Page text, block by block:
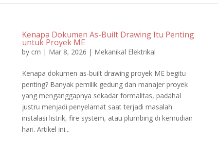
Kenapa Dokumen As-Built Drawing Itu Penting
untuk Proyek ME
by crn | Mar 8, 2026 | Mekanikal Elektrikal
Kenapa dokumen as-built drawing proyek ME begitu
penting? Banyak pemilik gedung dan manajer proyek
yang menganggapnya sekadar formalitas, padahal
justru menjadi penyelamat saat terjadi masalah
instalasi listrik, fire system, atau plumbing di kemudian
hari. Artikel ini...